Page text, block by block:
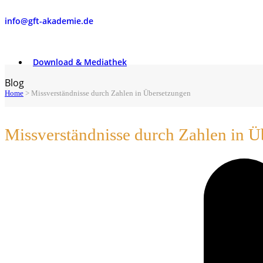
info@gft-akademie.de
Download & Mediathek
Blog
Home > Missverständnisse durch Zahlen in Übersetzungen
Missverständnisse durch Zahlen in